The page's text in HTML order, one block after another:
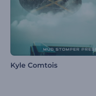
Kyle Comtois